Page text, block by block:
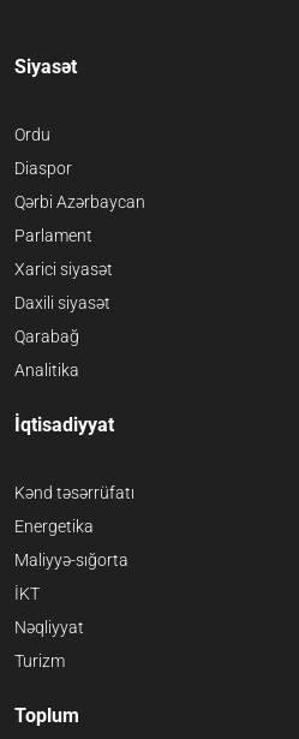
Siyasət
Ordu
Diaspor
Qərbi Azərbaycan
Parlament
Xarici siyasət
Daxili siyasət
Qarabağ
Analitika
İqtisadiyyat
Kənd təsərrüfatı
Energetika
Maliyyə-sığorta
İKT
Nəqliyyat
Turizm
Toplum